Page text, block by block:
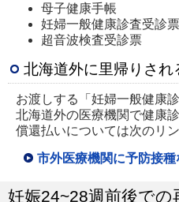
母子健康手帳
妊婦一般健康診査受診
超音波検査受診票
北海道外に里帰りされ
お渡しする「妊婦一般健康
北海道外の医療機関で健康
償還払いについては次のリ
市外医療機関に予防接種
妊娠24~28週前後での